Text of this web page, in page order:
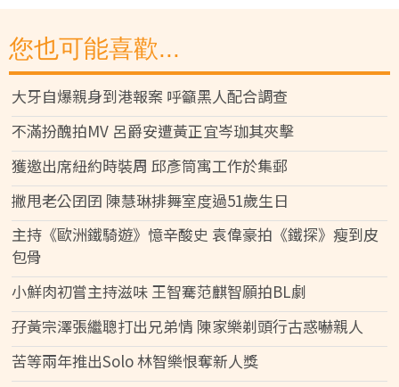
您也可能喜歡...
大牙自爆親身到港報案 呼籲黑人配合調查
不滿扮醜拍MV 呂爵安遭黃正宜岑珈其夾擊
獲邀出席紐約時裝周 邱彥筒寓工作於集郵
撇甩老公囝囝 陳慧琳排舞室度過51歲生日
主持《歐洲鐵騎遊》憶辛酸史 袁偉豪拍《鐵探》瘦到皮
包骨
小鮮肉初嘗主持滋味 王智騫范麒智願拍BL劇
孖黃宗澤張繼聰打出兄弟情 陳家樂剃頭行古惑嚇親人
苦等兩年推出Solo 林智樂恨奪新人獎